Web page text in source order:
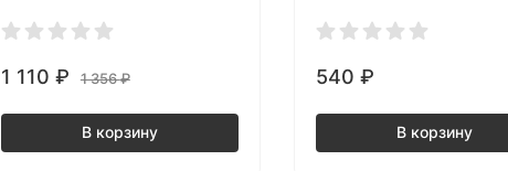
1 110 ₽ 1 356₽
В корзину
540 ₽
В корзину